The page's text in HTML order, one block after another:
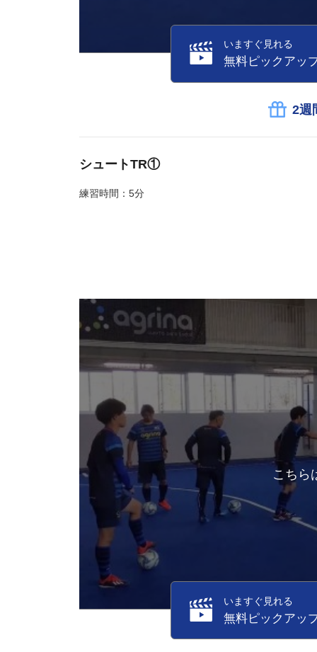
いますぐ見れる
無料ピックアッ
2週
シュートTR①
練習時間：5分
こちら
いますぐ見れる
無料ピックアッ